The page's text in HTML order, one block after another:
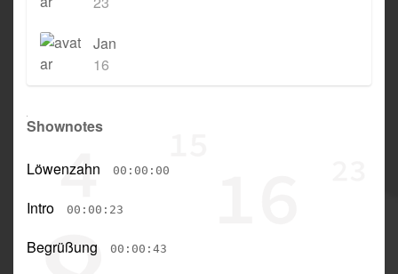
Jan
16
Shownotes
Löwenzahn 00:00:00
Intro 00:00:23
Begrüßung 00:00:43